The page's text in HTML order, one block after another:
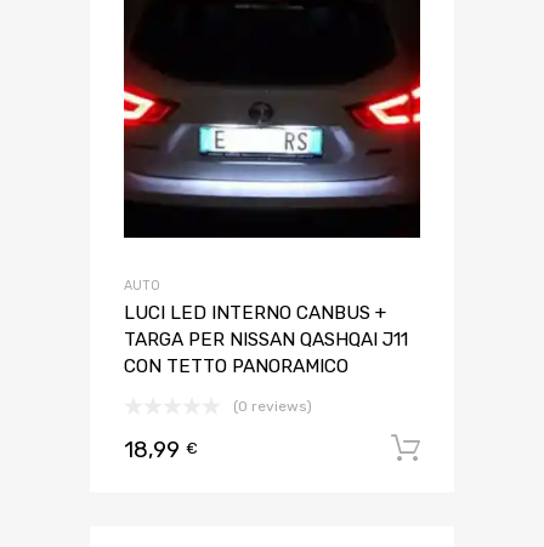
AUTO
LUCI LED INTERNO CANBUS +
TARGA PER NISSAN QASHQAI J11
CON TETTO PANORAMICO
(0 reviews)
18,99 €